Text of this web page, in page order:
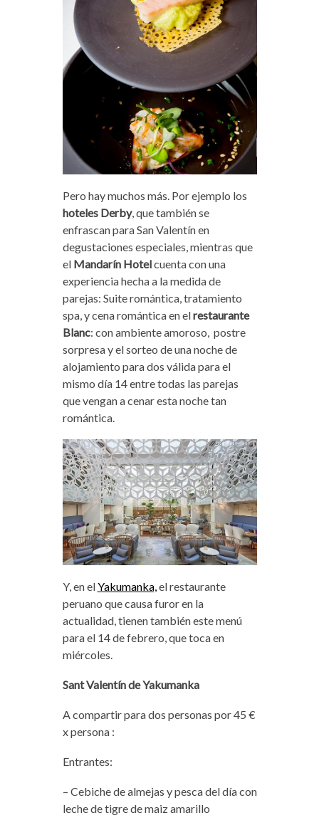
Pero hay muchos más. Por ejemplo los
hoteles Derby, que también se
enfrascan para San Valentín en
degustaciones especiales, mientras que
el Mandarín Hotelcuenta con una
experiencia hecha a la medida de
parejas: Suite romántica, tratamiento
spa, y cena romántica en elrestaurante
Blanc: con ambiente amoroso, postre
sorpresa y el sorteo de una noche de
alojamiento para dos válida para el
mismo día 14 entre todas las parejas
que vengan a cenar esta noche tan
romántica.
Y, en elYakumanka, el restaurante
peruano que causa furor en la
actualidad, tienen también este menú
para el 14 de febrero, que toca en
miércoles.
Sant Valentín de Yakumanka
A compartir para dos personas por 45 €
x persona :
Entrantes:
– Cebiche de almejas y pesca del día con
leche de tigre de maiz amarillo